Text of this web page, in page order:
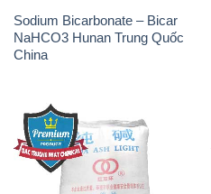
Sodium Bicarbonate – Bicar
NaHCO3 Hunan Trung Quốc
China